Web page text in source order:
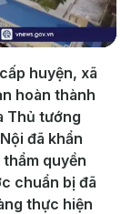
huyện, xã
hoàn thành
Thủ tướng
đã khẩn
quyền
chuẩn bị đã
thực hiện